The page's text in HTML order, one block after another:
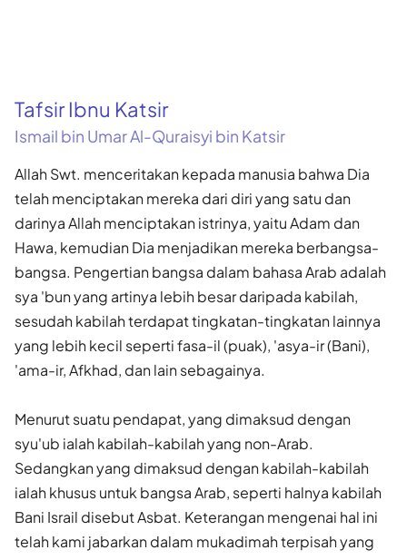
Tafsir Ibnu Katsir
Ismail bin Umar Al-Quraisyi bin Katsir
Allah Swt. menceritakan kepada manusia bahwa Dia
telah menciptakan mereka dari diri yang satu dan
darinya Allah menciptakan istrinya, yaitu Adam dan
Hawa, kemudian Dia menjadikan mereka berbangsa-
bangsa. Pengertian bangsa dalam bahasa Arab adalah
sya 'bun yang artinya lebih besar daripada kabilah,
sesudah kabilah terdapat tingkatan-tingkatan lainnya
yang lebih kecil seperti fasa-il (puak), 'asya-ir (Bani),
'ama-ir, Afkhad, dan lain sebagainya.
Menurut suatu pendapat, yang dimaksud dengan
syu'ub ialah kabilah-kabilah yang non-Arab.
Sedangkan yang dimaksud dengan kabilah-kabilah
ialah khusus untuk bangsa Arab, seperti halnya kabilah
Bani Israil disebut Asbat. Keterangan mengenai hal ini
telah kami jabarkan dalam mukadimah terpisah yang